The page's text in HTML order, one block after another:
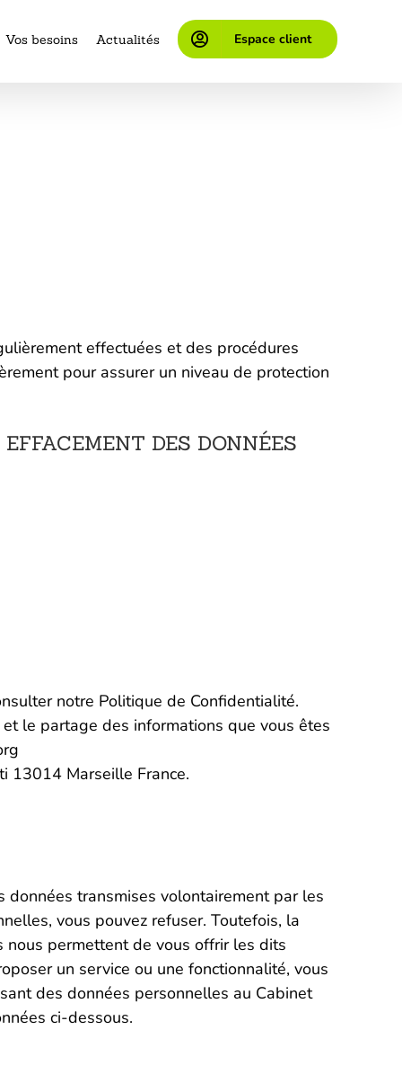
Vos besoins Actualités Espace client
effectuées et des procédures
pour assurer un niveau de protection
DES DONNÉES
notre Politique de Confidentialité.
le partage des informations que vous êtes
13014 Marseille France.
données transmises volontairement par les
vous pouvez refuser. Toutefois, la
nous permettent de vous offrir les dits
un service ou une fonctionnalité, vous
des données personnelles au Cabinet
ci-dessous.